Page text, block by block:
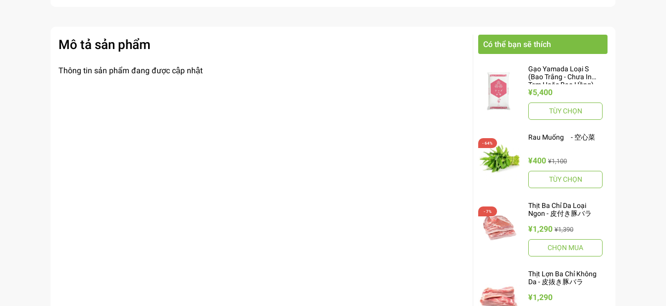
Mô tả sản phẩm
Thông tin sản phẩm đang được cập nhật
Có thể bạn sẽ thích
Gạo Yamada Loại S
(Bao Trắng - Chưa In
Tem Hoặc Bao Hồng)
10kg ヤマダお米 S
¥5,400
TÙY CHỌN
Rau Muống - 空心菜
¥400 ¥1,100
TÙY CHỌN
Thịt Ba Chỉ Da Loại
Ngon - 皮付き豚バラ
¥1,290 ¥1,390
CHỌN MUA
Thịt Lợn Ba Chỉ Không
Da - 皮抜き豚バラ
¥1,290